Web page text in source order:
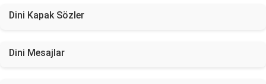
Dini Kapak Sözler
Dini Mesajlar